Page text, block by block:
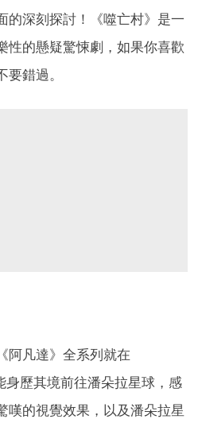
的深刻探討！《噬亡村》是一
性的懸疑驚悚劇，如果你喜歡
錯過。
阿凡達》全系列就在
歷其境前往潘朵拉星球，感
嘆的視覺效果，以及潘朵拉星